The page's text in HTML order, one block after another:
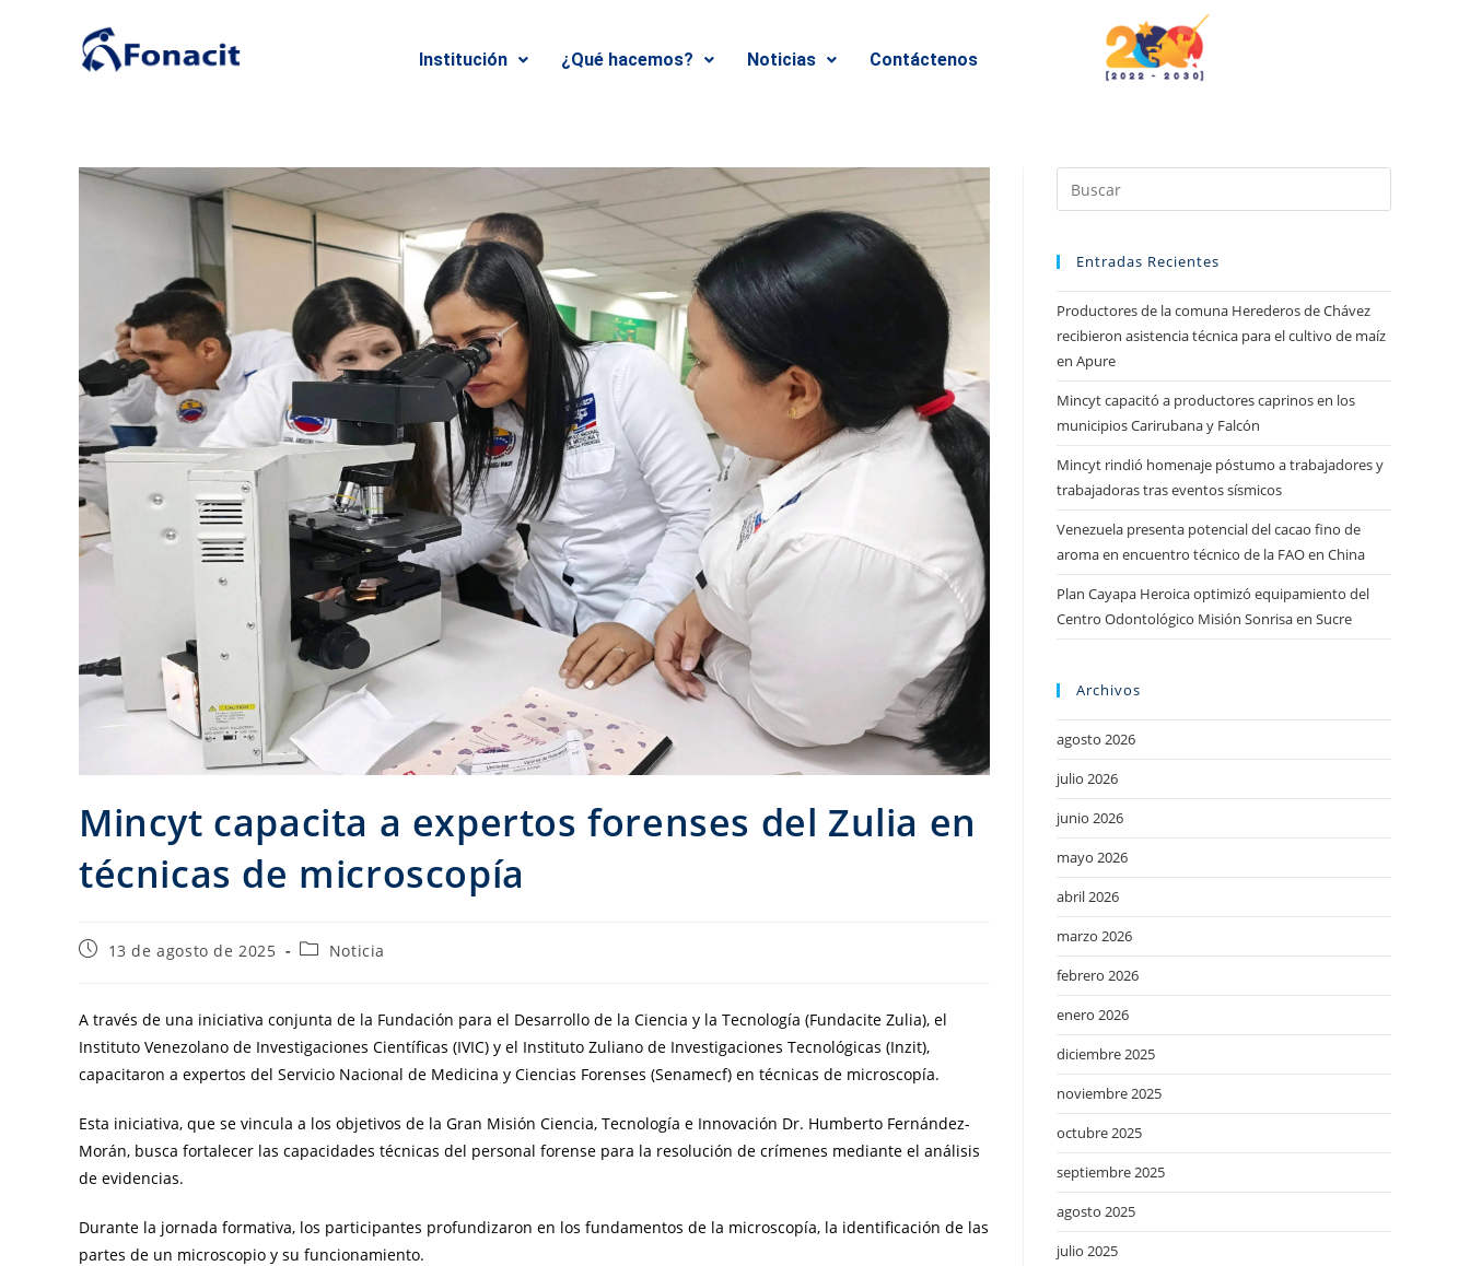
Institución ¿Qué hacemos? Noticias Contáctenos
Mincyt capacita a expertos forenses del Zulia en
técnicas de microscopía
13 de agosto de 2025 Noticia
A través de una iniciativa conjunta de la Fundación para el Desarrollo de la Ciencia y la Tecnología (Fundacite Zulia), el
Instituto Venezolano de Investigaciones Científicas (IVIC) y el Instituto Zuliano de Investigaciones Tecnológicas (Inzit),
capacitaron a expertos del Servicio Nacional de Medicina y Ciencias Forenses (Senamecf) en técnicas de microscopía.
Esta iniciativa, que se vincula a los objetivos de la Gran Misión Ciencia, Tecnología e Innovación Dr. Humberto Fernández-
Morán, busca fortalecer las capacidades técnicas del personal forense para la resolución de crímenes mediante el análisis
de evidencias.
Durante la jornada formativa, los participantes profundizaron en los fundamentos de la microscopía, la identificación de las
partes de un microscopio y su funcionamiento.
Entradas Recientes
Productores de la comuna Herederos de Chávez
recibieron asistencia técnica para el cultivo de maíz
en Apure
Mincyt capacitó a productores caprinos en los
municipios Carirubana y Falcón
Mincyt rindió homenaje póstumo a trabajadores y
trabajadoras tras eventos sísmicos
Venezuela presenta potencial del cacao fino de
aroma en encuentro técnico de la FAO en China
Plan Cayapa Heroica optimizó equipamiento del
Centro Odontológico Misión Sonrisa en Sucre
Archivos
agosto 2026
julio 2026
junio 2026
mayo 2026
abril 2026
marzo 2026
febrero 2026
enero 2026
diciembre 2025
noviembre 2025
octubre 2025
septiembre 2025
agosto 2025
julio 2025